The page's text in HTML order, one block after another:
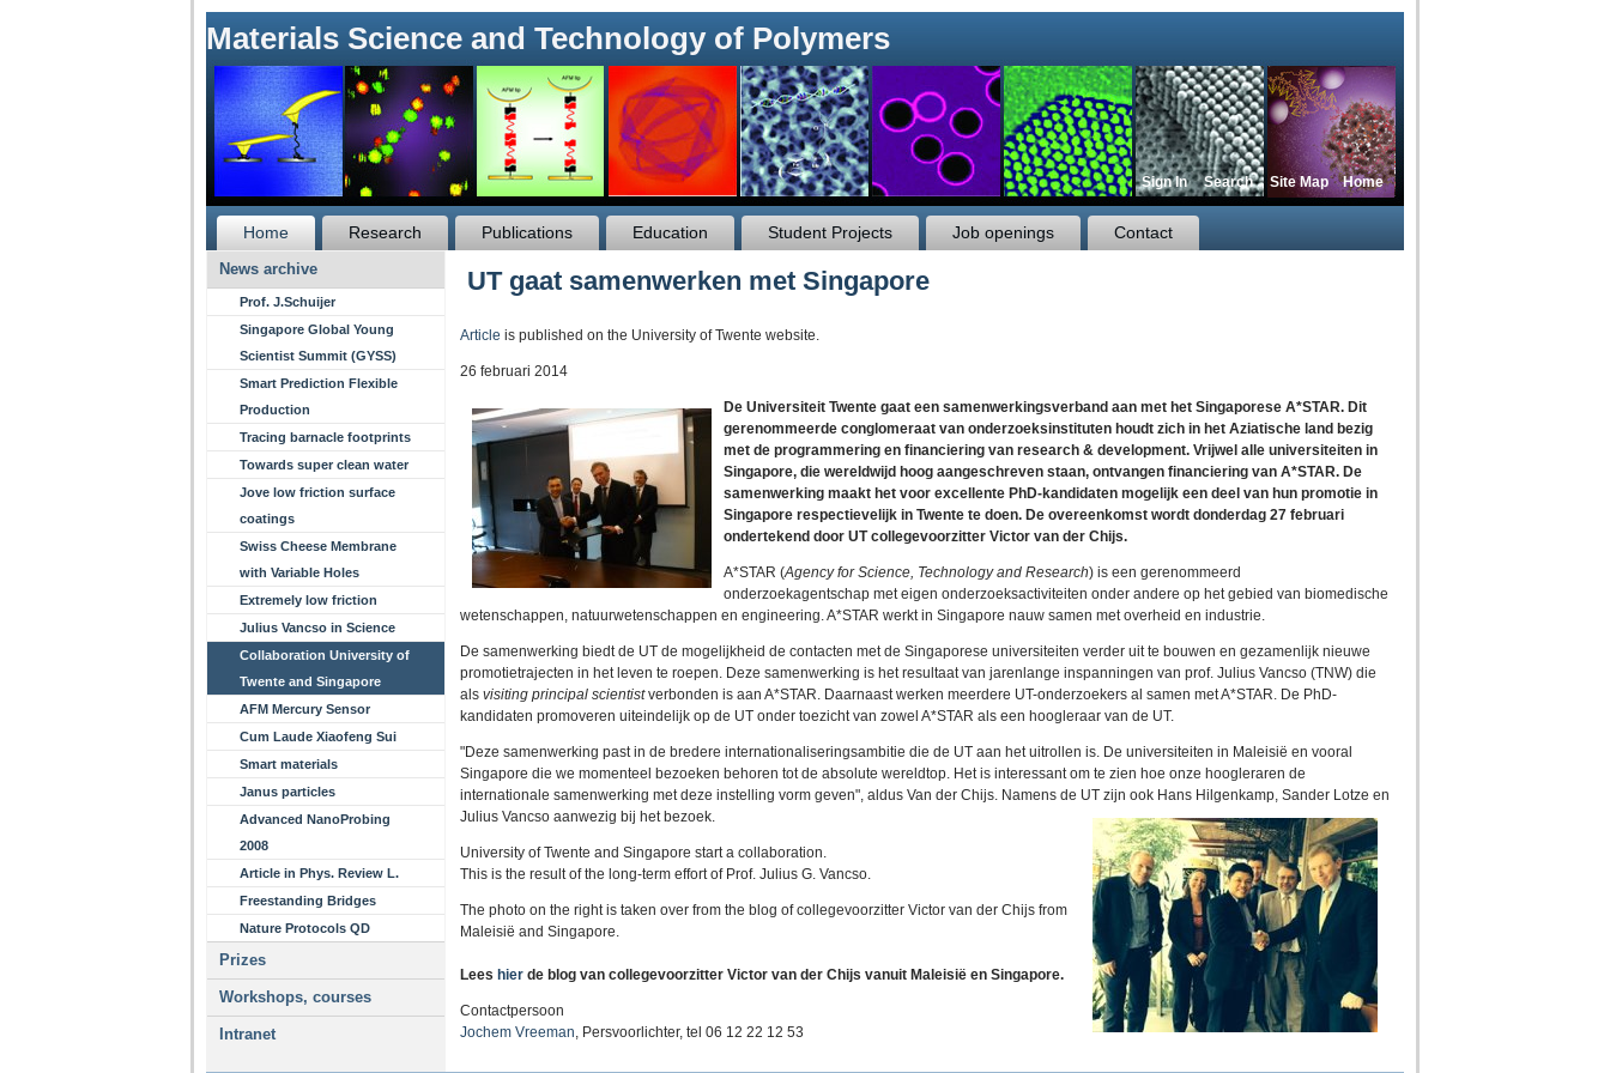
Materials Science and Technology of Polymers
Home
Site Map
Search
Sign In
Home Research Publications Education Student Projects Job openings Contact
News archive
Prof. J.Schuijer
Singapore Global Young
Scientist Summit (GYSS)
Smart Prediction Flexible
Production
Tracing barnacle footprints
Towards super clean water
Jove low friction surface
coatings
Swiss Cheese Membrane
with Variable Holes
Extremely low friction
Julius Vancso in Science
Collaboration University of
Twente and Singapore
AFM Mercury Sensor
Cum Laude Xiaofeng Sui
Smart materials
Janus particles
Advanced NanoProbing
2008
Article in Phys. Review L.
Freestanding Bridges
Nature Protocols QD
Prizes
Workshops, courses
Intranet
UT gaat samenwerken met Singapore
Article is published on the University of Twente website.
26 februari 2014
De Universiteit Twente gaat een samenwerkingsverband aan met het Singaporese A*STAR. Dit
gerenommeerde conglomeraat van onderzoeksinstituten houdt zich in het Aziatische land bezig
met de programmering en financiering van research & development. Vrijwel alle universiteiten in
Singapore, die wereldwijd hoog aangeschreven staan, ontvangen financiering van A*STAR. De
samenwerking maakt het voor excellente PhD-kandidaten mogelijk een deel van hun promotie in
Singapore respectievelijk in Twente te doen. De overeenkomst wordt donderdag 27 februari
ondertekend door UT collegevoorzitter Victor van der Chijs.
A*STAR (Agency for Science, Technology and Research) is een gerenommeerd
onderzoekagentschap met eigen onderzoeksactiviteiten onder andere op het gebied van biomedische
wetenschappen, natuurwetenschappen en engineering. A*STAR werkt in Singapore nauw samen met overheid en industrie.
De samenwerking biedt de UT de mogelijkheid de contacten met de Singaporese universiteiten verder uit te bouwen en gezamenlijk nieuwe
promotietrajecten in het leven te roepen. Deze samenwerking is het resultaat van jarenlange inspanningen van prof. Julius Vancso (TNW) die
als visiting principal scientistverbonden is aan A*STAR. Daarnaast werken meerdere UT-onderzoekers al samen met A*STAR. De PhD-
kandidaten promoveren uiteindelijk op de UT onder toezicht van zowel A*STAR als een hoogleraar van de UT.
"Deze samenwerking past in de bredere internationaliseringsambitie die de UT aan het uitrollen is. De universiteiten in Maleisië en vooral
Singapore die we momenteel bezoeken behoren tot de absolute wereldtop. Het is interessant om te zien hoe onze hoogleraren de
internationale samenwerking met deze instelling vorm geven", aldus Van der Chijs. Namens de UT zijn ook Hans Hilgenkamp, Sander Lotze en
Julius Vancso aanwezig bij het bezoek.
University of Twente and Singapore start a collaboration.
This is the result of the long-term effort of Prof. Julius G. Vancso.
The photo on the right is taken over from the blog of collegevoorzitter Victor van der Chijs from
Maleisië and Singapore.​
Lees hier de blog van collegevoorzitter Victor van der Chijs vanuit Maleisië en Singapore.
Contactpersoon
Jochem Vreeman, Persvoorlichter, tel 06 12 22 12 53